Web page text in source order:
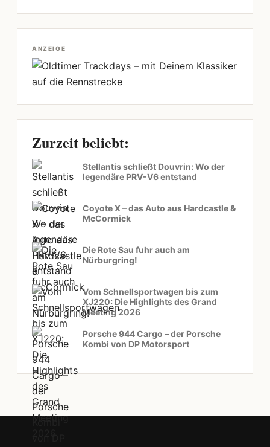
ANZEIGE
Zurzeit beliebt:
Stellantis schließt Douvrin: Wo der
legendäre PRV-V6 entstand
Coyote X – das Auto aus Hardcastle &
McCormick
Die Rote Sau fuhr auch am
Nürburgring!
Vom Schnellsportwagen bis zum
XJ220: Die Highlights des Grand
Meeting 2026
Porsche 944 Cargo – der Porsche
Kombi von DP Motorsport